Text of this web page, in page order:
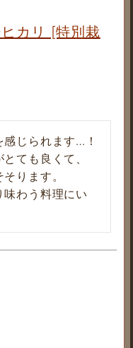
カリ [特別栽
じられます…！
ても良くて、
ります。
わう料理にい